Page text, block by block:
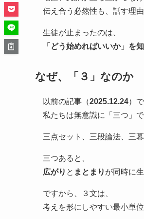
伝え合う必然性も、話す理
生徒が止まったのは、
「どう始めればいいか」を
なぜ、「３」なのか
以前の記事（2025.12.24）
私たちは無意識に「三つ」
三点セット、三段論法、三幕
三つあると、
広がり と まとまり が同時に
ですから、３文は、
考えを形にしやすい最小単位